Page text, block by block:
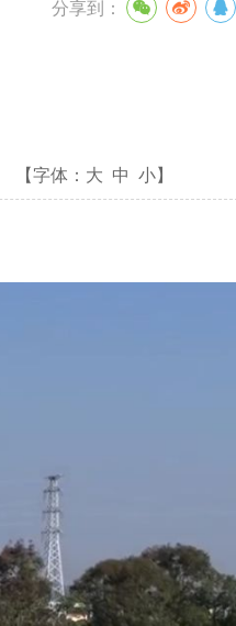
分享到：
【字体： 大 中 小】